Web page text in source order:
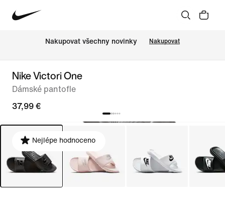
Nakupovat všechny novinky Nakupovat
Nike Victori One
Dámské pantofle
37,99 €
Nejlépe hodnoceno